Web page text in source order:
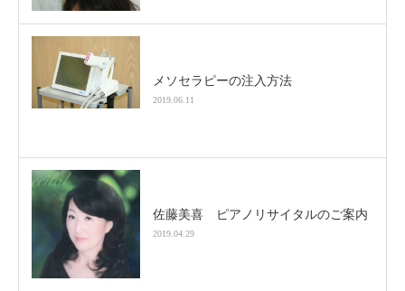
メソセラピーの注入方法
2019.06.11
佐藤美喜 ピアノリサイタルのご案内
2019.04.29